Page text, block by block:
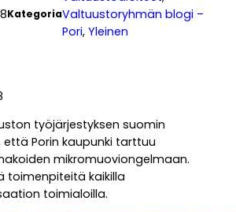
KategoriaValtuustoryhmän blogi –
Pori, Yleinen
työjärjestyksen suomin
että Porin kaupunki tarttuu
mikromuoviongelmaan.
toimenpiteitä kaikilla
toimialoilla.